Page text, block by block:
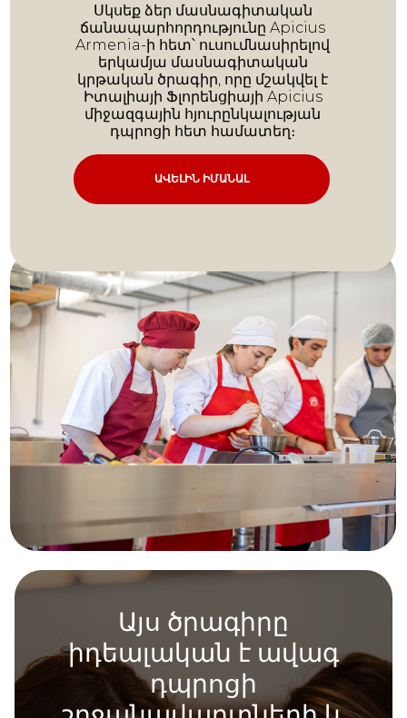
Սկսեք ձեր մասնագիտական
ճանապարհորդությունը Apicius
Armenia-ի հետ՝ ուսումնասիրելով
երկամյա մասնագիտական
կրթական ծրագիր, որը մշակվել է
Իտալիայի Ֆլորենցիայի Apicius
միջազգային հյուրընկալության
դպրոցի հետ համատեղ։
ԱՎԵԼԻՆ ԻՄԱՆԱԼ
Այս ծրագիրը
իդեալական է ավագ
դպրոցի